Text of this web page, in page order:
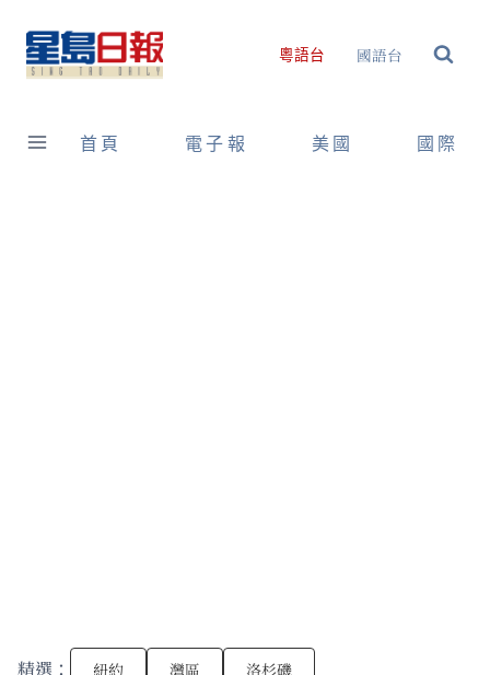
content
粵語台 國語台
首頁 電子報 美國 國際
精選： 紐約 灣區 洛杉磯